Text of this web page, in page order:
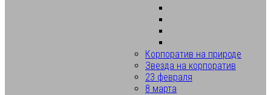
Корпоратив на природе
Звезда на корпоратив
23 февраля
8 марта